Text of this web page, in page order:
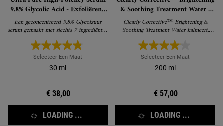
9.8% Glycolic Acid - Exfoliërend
Glycozuur Serum
Een geconcentreerd 9,8% Glycolzuur
serum gemaakt met slechts 7 ingrediënten
die de huidtextuur zichtbaar gladder
maakt en de stralendheid van de huid
versterkt.
Selecteer Een Maat
30 ml
€ 38,00
LOADING ...
& Soothing Treatment Water -
Gezichtstoner
Clearly Corrective™ Brightening &
Soothing Treatment Water kalmeert,
hydrateert en boost zichtbaar de glans
van de huid
Selecteer Een Maat
200 ml
€ 57,00
LOADING ...